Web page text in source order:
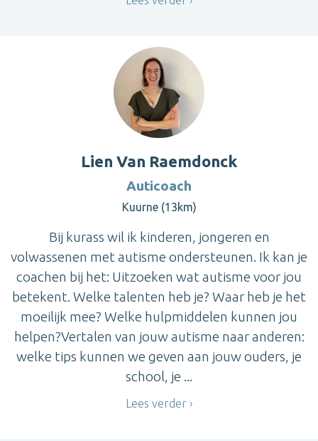
Lien Van Raemdonck
Auticoach
Kuurne (13km)
Bij kurass wil ik kinderen, jongeren en
volwassenen met autisme ondersteunen. Ik kan je
coachen bij het: Uitzoeken wat autisme voor jou
betekent. Welke talenten heb je? Waar heb je het
moeilijk mee? Welke hulpmiddelen kunnen jou
helpen?Vertalen van jouw autisme naar anderen:
welke tips kunnen we geven aan jouw ouders, je
school, je ...
Lees verder